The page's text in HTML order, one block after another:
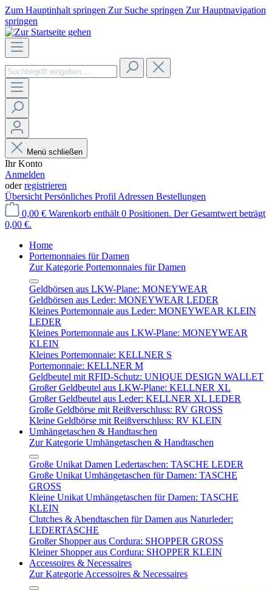
Zum Hauptinhalt springen Zur Suche springen Zur Hauptnavigation
springen
Menü schließen
Ihr Konto
Anmelden
oderregistrieren
Übersicht Persönliches Profil Adressen Bestellungen
0,00 € Warenkorb enthält 0 Positionen. Der Gesamtwert beträgt
0,00 €.
Home
Portemonnaies für Damen
Zur Kategorie Portemonnaies für Damen
Geldbörsen aus LKW-Plane: MONEYWEAR
Geldbörsen aus Leder: MONEYWEAR LEDER
Kleines Portemonnaie aus Leder: MONEYWEAR KLEIN
LEDER
Kleines Portemonnaie aus LKW-Plane: MONEYWEAR
KLEIN
Kleines Portemonnaie: KELLNER S
Portemonnaie: KELLNER M
Geldbeutel mit RFID-Schutz: UNIQUE DESIGN WALLET
Großer Geldbeutel aus LKW-Plane: KELLNER XL
Großer Geldbeutel aus Leder: KELLNER XL LEDER
Große Geldbörse mit Reißverschluss: RV GROSS
Kleine Geldbörse mit Reißverschluss: RV KLEIN
Umhängetaschen & Handtaschen
Zur Kategorie Umhängetaschen & Handtaschen
Große Unikat Damen Ledertaschen: TASCHE LEDER
Große Unikat Umhängetaschen für Damen: TASCHE
GROSS
Kleine Unikat Umhängetaschen für Damen: TASCHE
KLEIN
Clutches & Abendtaschen für Damen aus Naturleder:
LEDERTASCHE
Großer Shopper aus Cordura: SHOPPER GROSS
Kleiner Shopper aus Cordura: SHOPPER KLEIN
Accessoires & Necessaires
Zur Kategorie Accessoires & Necessaires